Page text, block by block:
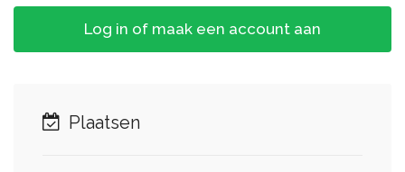
Log in of maak een account aan
Plaatsen